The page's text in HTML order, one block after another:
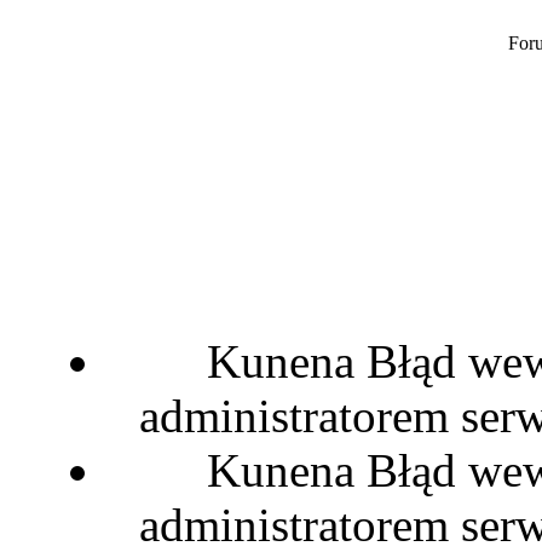
Kunena Błąd
administratorem
Kunena Błąd
administratorem